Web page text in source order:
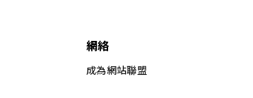
網絡
成為網站聯盟